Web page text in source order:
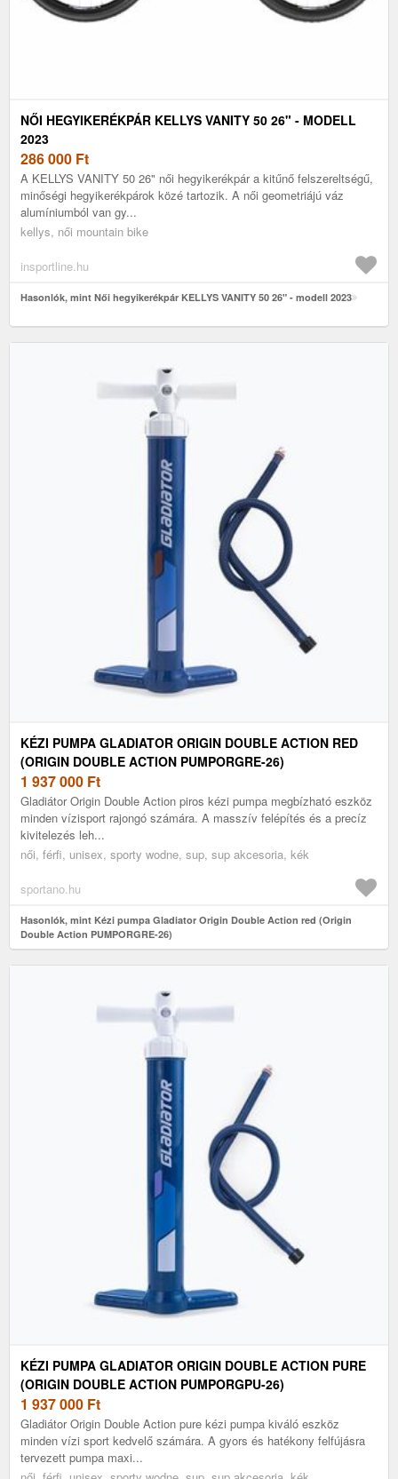
NŐI HEGYIKERÉKPÁR KELLYS VANITY 50 26" - MODELL
2023
286 000 Ft
A KELLYS VANITY 50 26" női hegyikerékpár a kitűnő felszereltségű,
minőségi hegyikerékpárok közé tartozik. A női geometriájú váz
alumíniumból van gy...
kellys, női mountain bike
insportline.hu
Hasonlók, mint Női hegyikerékpár KELLYS VANITY 50 26" - modell 2023
KÉZI PUMPA GLADIATOR ORIGIN DOUBLE ACTION RED
(ORIGIN DOUBLE ACTION PUMPORGRE-26)
1 937 000 Ft
Gladiátor Origin Double Action piros kézi pumpa megbízható eszköz
minden vízisport rajongó számára. A masszív felépítés és a precíz
kivitelezés leh...
női, férfi, unisex, sporty wodne, sup, sup akcesoria, kék
sportano.hu
Hasonlók, mint Kézi pumpa Gladiator Origin Double Action red (Origin
Double Action PUMPORGRE-26)
KÉZI PUMPA GLADIATOR ORIGIN DOUBLE ACTION PURE
(ORIGIN DOUBLE ACTION PUMPORGPU-26)
1 937 000 Ft
Gladiátor Origin Double Action pure kézi pumpa kiváló eszköz
minden vízi sport kedvelő számára. A gyors és hatékony felfújásra
tervezett pumpa maxi...